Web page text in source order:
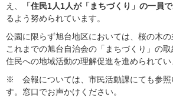
え、
「住民1人1人が「まちづくり」の一員で
るよう努められています。
公園に限らず旭台地区においては、桜の木の
これまでの旭台自治会の「まちづくり」の取
住民への地域活動の理解促進を進められてい
※ 会報については、市民活動課にても参照
す。窓口でお声かけください。